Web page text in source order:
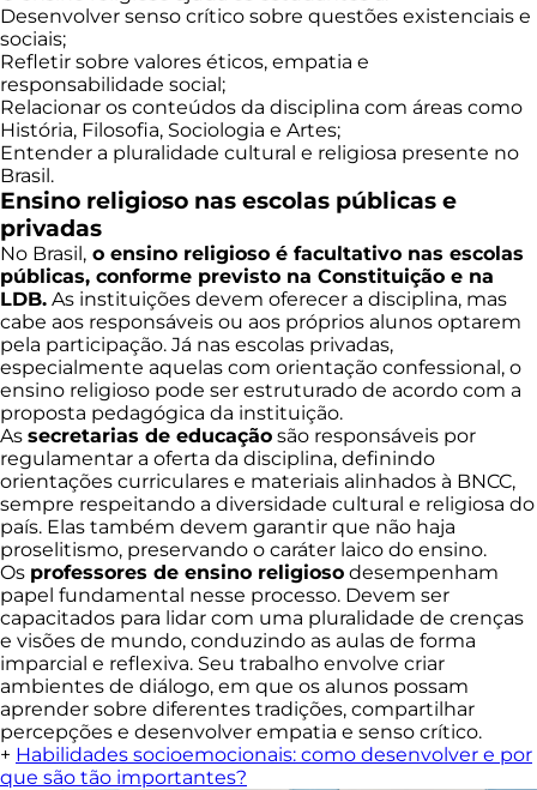
Desenvolver senso crítico sobre questões existenciais e
sociais;
Refletir sobre valores éticos, empatia e
responsabilidade social;
Relacionar os conteúdos da disciplina com áreas como
História, Filosofia, Sociologia e Artes;
Entender a pluralidade cultural e religiosa presente no
Brasil.
Ensino religioso nas escolas públicas e
privadas
No Brasil, o ensino religioso é facultativo nas escolas
públicas, conforme previsto na Constituição e na
LDB. As instituições devem oferecer a disciplina, mas
cabe aos responsáveis ou aos próprios alunos optarem
pela participação. Já nas escolas privadas,
especialmente aquelas com orientação confessional, o
ensino religioso pode ser estruturado de acordo com a
proposta pedagógica da instituição.
As secretarias de educação são responsáveis por
regulamentar a oferta da disciplina, definindo
orientações curriculares e materiais alinhados à BNCC,
sempre respeitando a diversidade cultural e religiosa do
país. Elas também devem garantir que não haja
proselitismo, preservando o caráter laico do ensino.
Os professores de ensino religioso desempenham
papel fundamental nesse processo. Devem ser
capacitados para lidar com uma pluralidade de crenças
e visões de mundo, conduzindo as aulas de forma
imparcial e reflexiva. Seu trabalho envolve criar
ambientes de diálogo, em que os alunos possam
aprender sobre diferentes tradições, compartilhar
percepções e desenvolver empatia e senso crítico.
+ Habilidades socioemocionais: como desenvolver e por
que são tão importantes?